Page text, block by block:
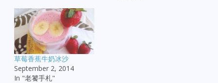
草莓香蕉牛奶冰沙
September 2, 2014
In "老饕手札"